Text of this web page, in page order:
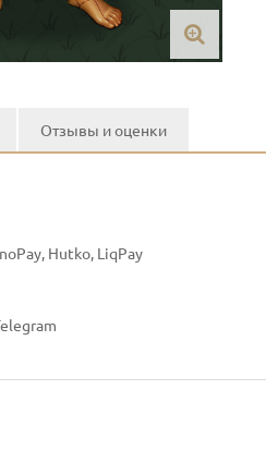
Отзывы и оценки
Hutko, LiqPay